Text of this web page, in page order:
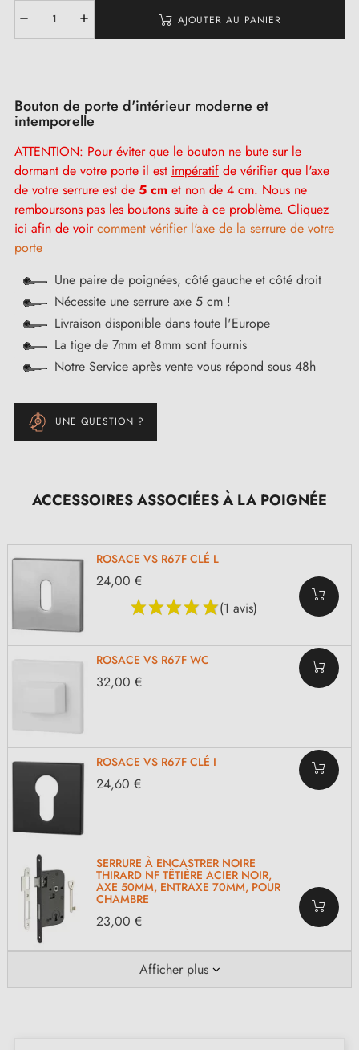
AJOUTER AU PANIER
Bouton de porte d'intérieur moderne et
intemporelle
ATTENTION: Pour éviter que le bouton ne bute sur le
dormant de votre porte il est impératif de vérifier que l'axe
de votre serrure est de 5 cm et non de 4 cm. Nous ne
remboursons pas les boutons suite à ce problème. Cliquez
ici afin de voircomment vérifier l'axe de la serrure de votre
porte
Une paire de poignées, côté gauche et côté droit
Nécessite une serrure axe 5 cm !
Livraison disponible dans toute l'Europe
La tige de 7mm et 8mm sont fournis
Notre Service après vente vous répond sous 48h
UNE QUESTION ?
ACCESSOIRES ASSOCIÉES À LA POIGNÉE
ROSACE VS R67F CLÉ L
(1 avis)
24,00 €
ROSACE VS R67F WC
32,00 €
ROSACE VS R67F CLÉ I
24,60 €
SERRURE À ENCASTRER NOIRE
THIRARD NF TÊTIÈRE ACIER NOIR,
AXE 50MM, ENTRAXE 70MM, POUR
CHAMBRE
23,00 €
Afficher plus